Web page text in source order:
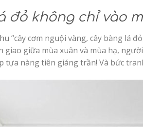
đỏ không chỉ vào
“cây cơm nguội vàng, cây bàng lá
giao giữa mùa xuân và mùa hạ,
tựa nàng tiên giáng trần! Và bức